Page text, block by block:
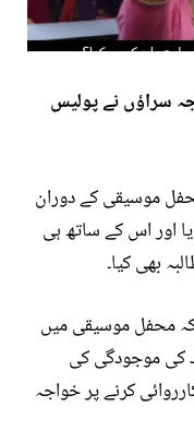
سراؤں نے پولیس
موسیقی کے دوران
اور اس کے ساتھ ہی
بھی کیا۔
محفل موسیقی میں
کی موجودگی کی
کرنے پر خواجہ